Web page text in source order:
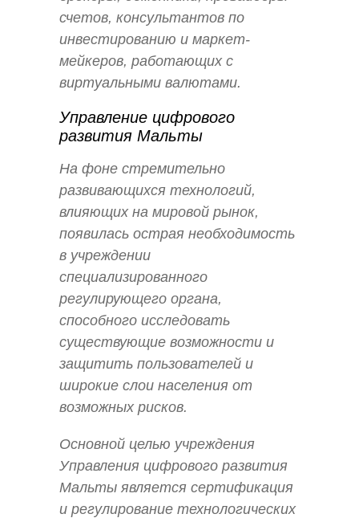
счетов, консультантов по
инвестированию и маркет-
мейкеров, работающих с
виртуальными валютами.
Управление цифрового
развития Мальты
На фоне стремительно
развивающихся технологий,
влияющих на мировой рынок,
появилась острая необходимость
в учреждении
специализированного
регулирующего органа,
способного исследовать
существующие возможности и
защитить пользователей и
широкие слои населения от
возможных рисков.
Основной целью учреждения
Управления цифрового развития
Мальты является сертификация
и регулирование технологических